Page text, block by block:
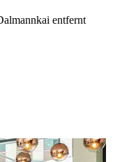
entfernt